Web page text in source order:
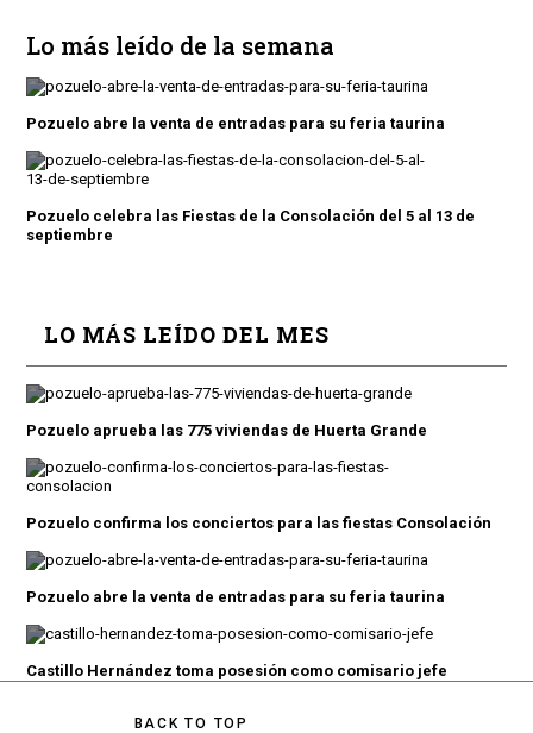
Lo más leído de la semana
Pozuelo abre la venta de entradas para su feria taurina
Pozuelo celebra las Fiestas de la Consolación del 5 al 13 de
septiembre
LO MÁS LEÍDO DEL MES
Pozuelo aprueba las 775 viviendas de Huerta Grande
Pozuelo confirma los conciertos para las fiestas Consolación
Pozuelo abre la venta de entradas para su feria taurina
Castillo Hernández toma posesión como comisario jefe
BACK TO TOP